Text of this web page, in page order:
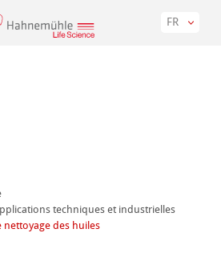
FR
techniques et industrielles
nettoyage des huiles